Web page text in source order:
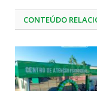
CONTEÚDO